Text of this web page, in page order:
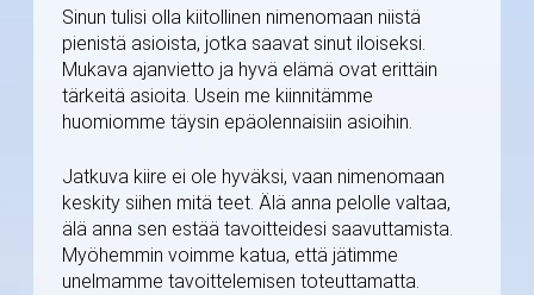
Sinun tulisi olla kiitollinen nimenomaan niistä
pienistä asioista, jotka saavat sinut iloiseksi.
Mukava ajanvietto ja hyvä elämä ovat erittäin
tärkeitä asioita. Usein me kiinnitämme
huomiomme täysin epäolennaisiin asioihin.
Jatkuva kiire ei ole hyväksi, vaan nimenomaan
keskity siihen mitä teet. Älä anna pelolle valtaa,
älä anna sen estää tavoitteidesi saavuttamista.
Myöhemmin voimme katua, että jätimme
unelmamme tavoittelemisen toteuttamatta.